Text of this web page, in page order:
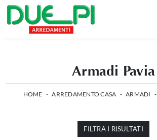
Armadi Pavia
HOME - ARREDAMENTO CASA - ARMADI -
FILTRA I RISULTATI